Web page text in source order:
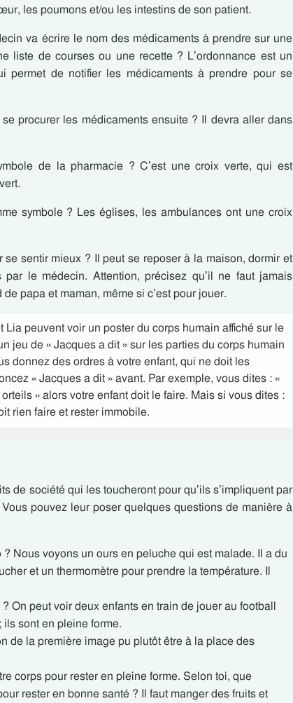
les poumons et/ou les intestins de son patient.
va écrire le nom des médicaments à prendre sur une
liste de courses ou une recette ? L’ordonnance est un
permet de notifier les médicaments à prendre pour se
procurer les médicaments ensuite ? Il devra aller dans
de la pharmacie ? C’est une croix verte, qui est
symbole ? Les églises, les ambulances ont une croix
sentir mieux ? Il peut se reposer à la maison, dormir et
par le médecin. Attention, précisez qu’il ne faut jamais
papa et maman, même si c’est pour jouer.
Lia peuvent voir un poster du corps humain affiché sur le
jeu de « Jacques a dit » sur les parties du corps humain
donnez des ordres à votre enfant, qui ne doit les
« Jacques a dit » avant. Par exemple, vous dites : «
» alors votre enfant doit le faire. Mais si vous dites :
rien faire et rester immobile.
de société qui les toucheront pour qu’ils s’impliquent par
pouvez leur poser quelques questions de manière à
Nous voyons un ours en peluche qui est malade. Il a du
et un thermomètre pour prendre la température. Il
On peut voir deux enfants en train de jouer au football
sont en pleine forme.
de la première image pu plutôt être à la place des
corps pour rester en pleine forme. Selon toi, que
rester en bonne santé ? Il faut manger des fruits et